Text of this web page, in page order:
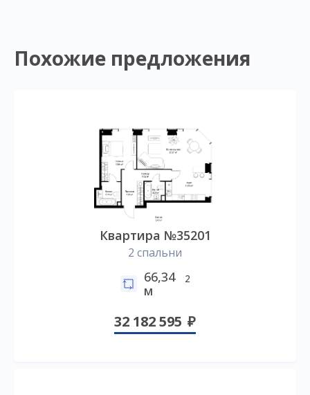
Похожие предложения
Квартира №35201
2 спальни
66,34
м
2
32 182 595